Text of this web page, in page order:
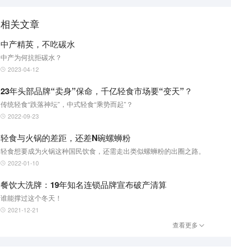
相关文章
中产精英，不吃碳水
中产为何抗拒碳水？
2023-04-12
23年头部品牌“卖身”保命，千亿轻食市场要“变天”？
传统轻食“跌落神坛”，中式轻食“乘势而起”？
2022-09-23
轻食与火锅的差距，还差N碗螺蛳粉
轻食想要成为火锅这种国民饮食，还需走出类似螺蛳粉的出圈之路。
2022-01-10
餐饮大洗牌：19年知名连锁品牌宣布破产清算
谁能撑过这个冬天！
2021-12-21
查看更多